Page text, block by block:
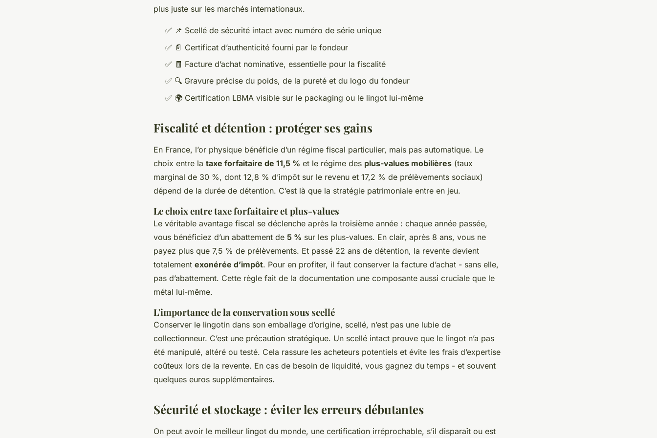
plus juste sur les marchés internationaux.
✅ 📌 Scellé de sécurité intact avec numéro de série unique
✅ 📄 Certificat d’authenticité fourni par le fondeur
✅ 🧾 Facture d’achat nominative, essentielle pour la fiscalité
✅ 🔍 Gravure précise du poids, de la pureté et du logo du fondeur
✅ 🌍 Certification LBMA visible sur le packaging ou le lingot lui-même
Fiscalité et détention : protéger ses gains
En France, l’or physique bénéficie d’un régime fiscal particulier, mais pas automatique. Le
choix entre la taxe forfaitaire de 11,5 % et le régime des plus-values mobilières (taux
marginal de 30 %, dont 12,8 % d’impôt sur le revenu et 17,2 % de prélèvements sociaux)
dépend de la durée de détention. C’est là que la stratégie patrimoniale entre en jeu.
Le choix entre taxe forfaitaire et plus-values
Le véritable avantage fiscal se déclenche après la troisième année : chaque année passée,
vous bénéficiez d’un abattement de 5 % sur les plus-values. En clair, après 8 ans, vous ne
payez plus que 7,5 % de prélèvements. Et passé 22 ans de détention, la revente devient
totalement exonérée d’impôt. Pour en profiter, il faut conserver la facture d’achat - sans elle,
pas d’abattement. Cette règle fait de la documentation une composante aussi cruciale que le
métal lui-même.
L'importance de la conservation sous scellé
Conserver le lingotin dans son emballage d’origine, scellé, n’est pas une lubie de
collectionneur. C’est une précaution stratégique. Un scellé intact prouve que le lingot n’a pas
été manipulé, altéré ou testé. Cela rassure les acheteurs potentiels et évite les frais d’expertise
coûteux lors de la revente. En cas de besoin de liquidité, vous gagnez du temps - et souvent
quelques euros supplémentaires.
Sécurité et stockage : éviter les erreurs débutantes
On peut avoir le meilleur lingot du monde, une certification irréprochable, s’il disparaît ou est